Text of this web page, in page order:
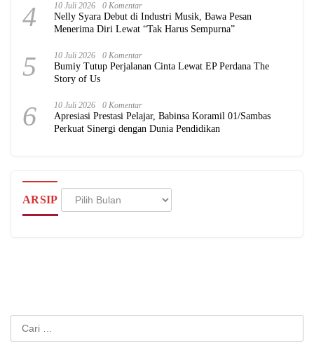
4 10 Juli 2026 0 Komentar
Nelly Syara Debut di Industri Musik, Bawa Pesan
Menerima Diri Lewat “Tak Harus Sempurna”
5 10 Juli 2026 0 Komentar
Bumiy Tutup Perjalanan Cinta Lewat EP Perdana The
Story of Us
6 10 Juli 2026 0 Komentar
Apresiasi Prestasi Pelajar, Babinsa Koramil 01/Sambas
Perkuat Sinergi dengan Dunia Pendidikan
ARSIP
Arsip